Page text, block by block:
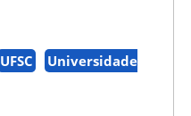
UFSC
Universidade